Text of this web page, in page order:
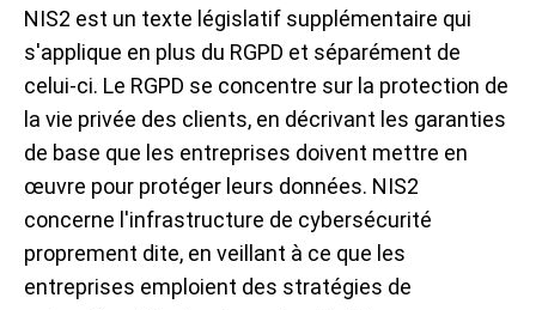
NIS2 est un texte législatif supplémentaire qui
s'applique en plus du RGPD et séparément de
celui-ci. Le RGPD se concentre sur la protection de
la vie privée des clients, en décrivant les garanties
de base que les entreprises doivent mettre en
œuvre pour protéger leurs données. NIS2
concerne l'infrastructure de cybersécurité
proprement dite, en veillant à ce que les
entreprises emploient des stratégies de